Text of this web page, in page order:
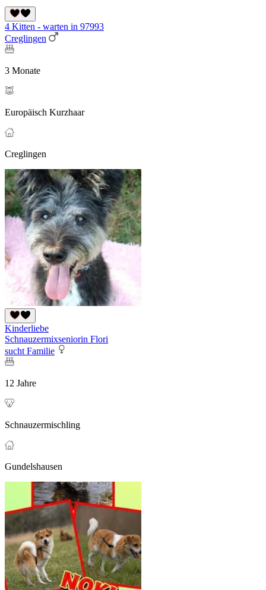
4 Kitten - warten in 97993
Creglingen
3 Monate
Europäisch Kurzhaar
Creglingen
Kinderliebe
Schnauzermixseniorin Flori
sucht Familie
12 Jahre
Schnauzermischling
Gundelshausen